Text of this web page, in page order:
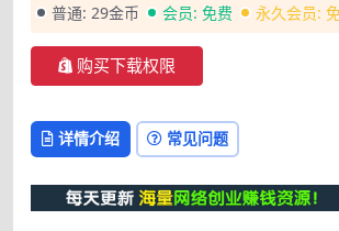
普通: 29金币 会员: 免费 永久会员:
购买下载权限
详情介绍 常见问题